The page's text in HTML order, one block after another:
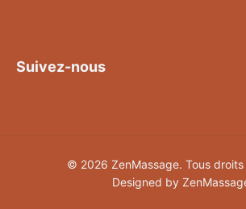
Suivez-nous
© 2026 ZenMassage. Tous droits
Designed by